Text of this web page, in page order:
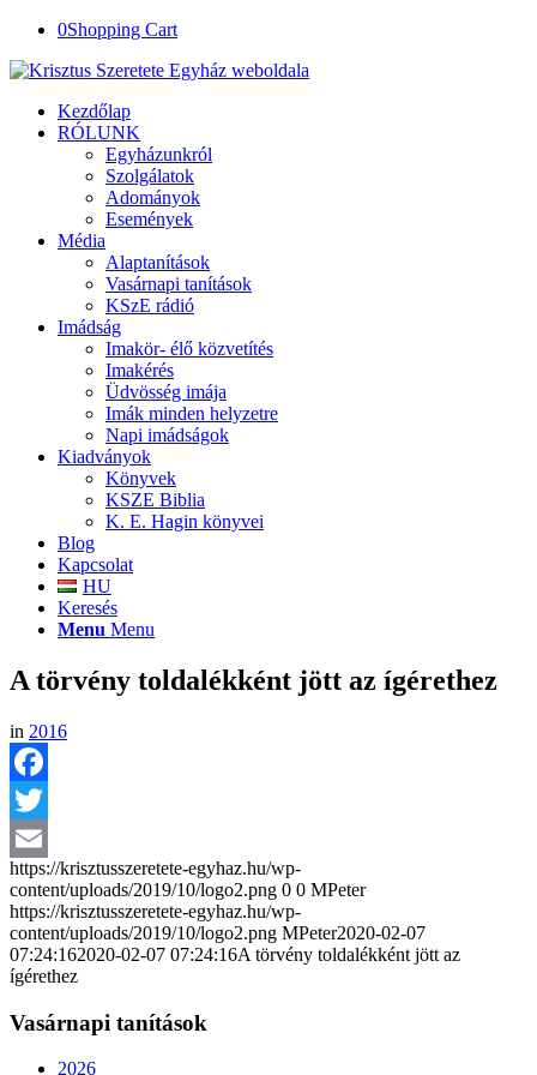
0Shopping Cart
Kezdőlap
RÓLUNK
Egyházunkról
Szolgálatok
Adományok
Események
Média
Alaptanítások
Vasárnapi tanítások
KSzE rádió
Imádság
Imakör- élő közvetítés
Imakérés
Üdvösség imája
Imák minden helyzetre
Napi imádságok
Kiadványok
Könyvek
KSZE Biblia
K. E. Hagin könyvei
Blog
Kapcsolat
HU
Keresés
Menu Menu
A törvény toldalékként jött az ígérethez
in 2016
Facebook
Twitter
Email
https://krisztusszeretete-egyhaz.hu/wp-
content/uploads/2019/10/logo2.png 0 0 MPeter
https://krisztusszeretete-egyhaz.hu/wp-
content/uploads/2019/10/logo2.png MPeter2020-02-07
07:24:162020-02-07 07:24:16A törvény toldalékként jött az
ígérethez
Vasárnapi tanítások
2026